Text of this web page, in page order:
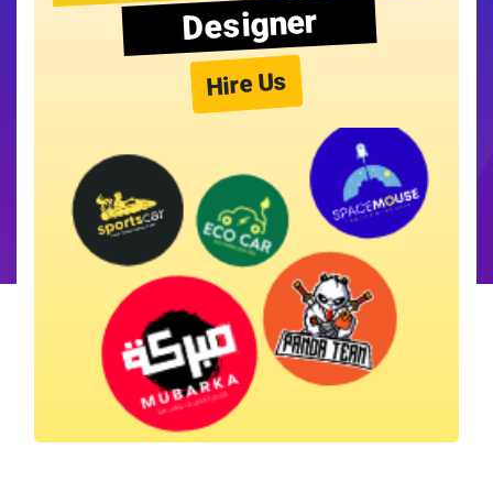
Designer
Hire Us